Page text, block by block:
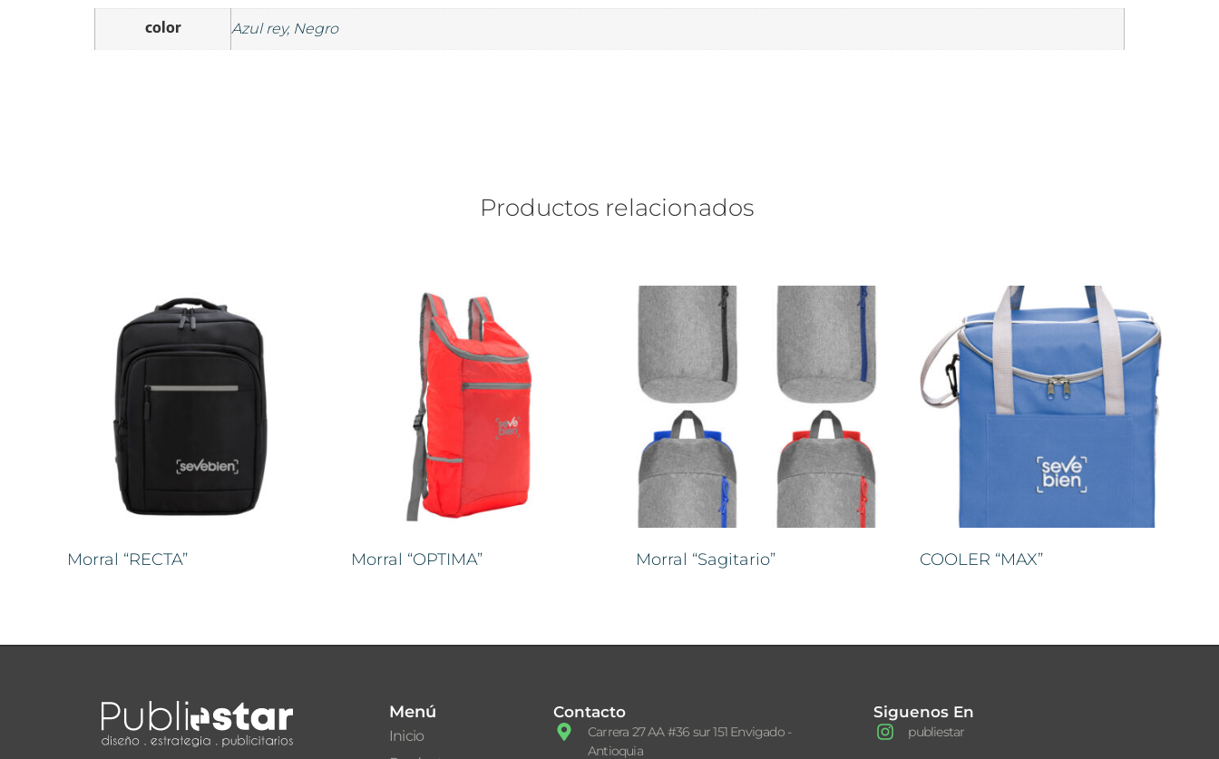
color Azul rey, Negro
Productos relacionados
Morral “RECTA” Morral “OPTIMA” Morral “Sagitario” COOLER “MAX”
Menú
Inicio
Contacto
Carrera 27 AA #36 sur 151 Envigado -
Antioquia
Siguenos En
publiestar